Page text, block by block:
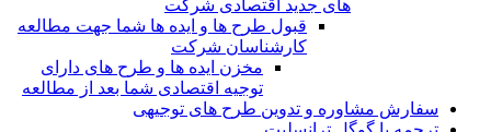
های جدید اقتصادی شرکت
قبول طرح ها و ایده ها شما جهت مطالعه
کارشناسان شرکت
مخزن ایده ها و طرح های دارای
توجیه اقتصادی شما بعد از مطالعه
سفارش مشاوره و تدوین طرح های توجیهی